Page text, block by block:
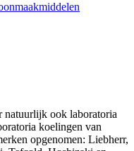
natuurlijk ook laboratoria
koelingen van
opgenomen: Liebherr,